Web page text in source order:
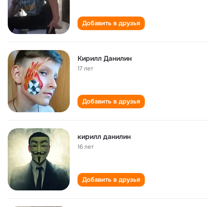
Добавить в друзья
Кирилл Данилин
17 лет
Добавить в друзья
кирилл данилин
16 лет
Добавить в друзья